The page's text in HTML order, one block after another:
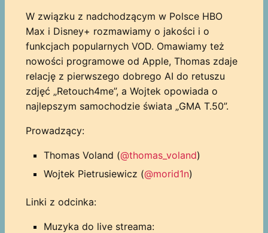
W związku z nadchodzącym w Polsce HBO
Max i Disney+ rozmawiamy o jakości i o
funkcjach popularnych VOD. Omawiamy też
nowości programowe od Apple, Thomas zdaje
relację z pierwszego dobrego AI do retuszu
zdjęć „Retouch4me”, a Wojtek opowiada o
najlepszym samochodzie świata „GMA T.50”.
Prowadzący:
Thomas Voland (@thomas_voland)
Wojtek Pietrusiewicz (@morid1n)
Linki z odcinka:
Muzyka do live streama: